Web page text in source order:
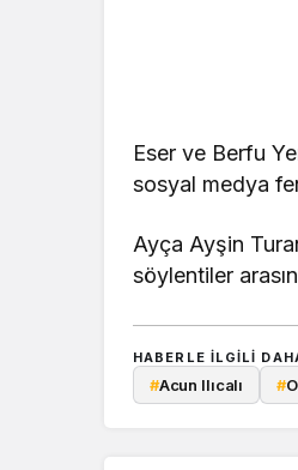
Eser ve Berfu
sosyal medya
Ayça Ayşin
söylentiler
HABERLE ILGILI
#Acun Ilıcalı #